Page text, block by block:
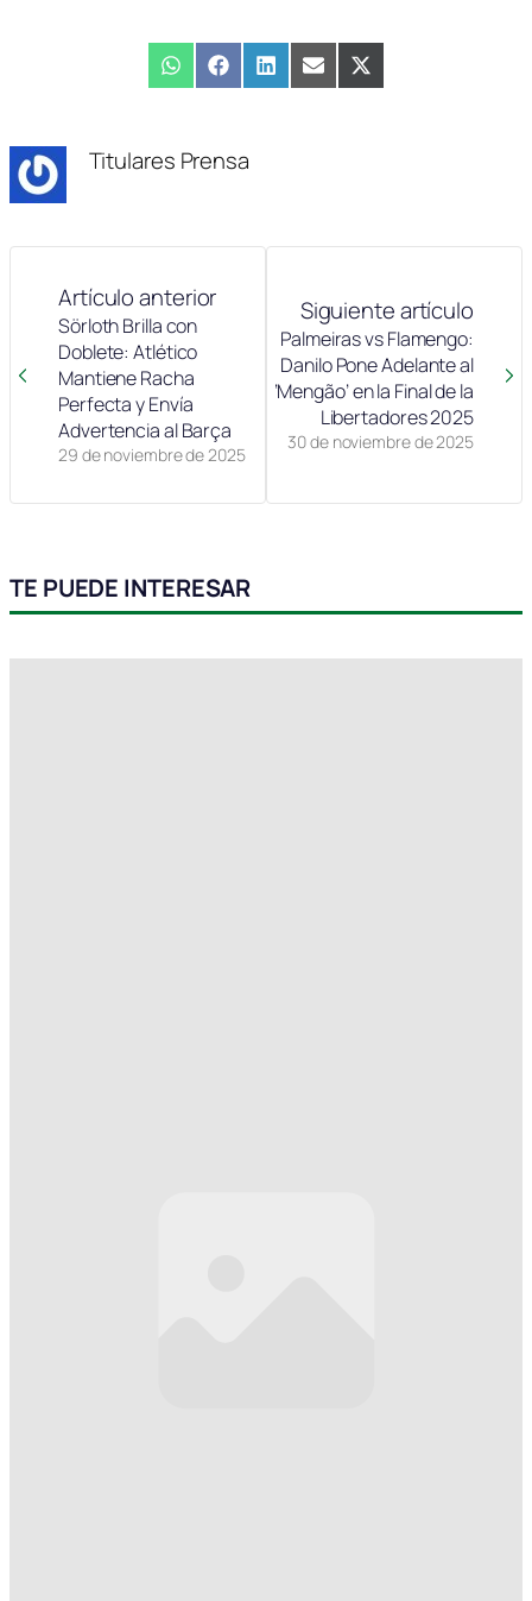
Compartir
en
WhatsAppCompartir
en
FacebookCompartir
en
LinkedInCompartir
en
EmailCompartir
en
X
(Twitter)
Titulares Prensa
Artículo anterior
29 de noviembre de 2025
Sörloth Brilla con
Doblete: Atlético
Mantiene Racha
Perfecta y Envía
Advertencia al Barça
Siguiente artículo
30 de noviembre de 2025
Palmeiras vs Flamengo:
Danilo Pone Adelante al
‘Mengão’ en la Final de la
Libertadores 2025
TE PUEDE INTERESAR